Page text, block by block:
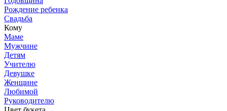
Рождение ребенка
Свадьба
Кому
Маме
Мужчине
Детям
Учителю
Девушке
Женщине
Любимой
Руководителю